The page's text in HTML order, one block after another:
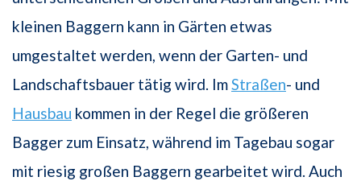
kleinen Baggern kann in Gärten etwas
umgestaltet werden, wenn der Garten- und
Landschaftsbauer tätig wird. ImStraßen- und
Hausbau kommen in der Regel die größeren
Bagger zum Einsatz, während im Tagebau sogar
mit riesig großen Baggern gearbeitet wird. Auch